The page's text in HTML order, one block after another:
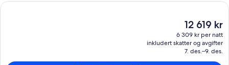
Den
nåværende
prisen
er
12 619 kr
12 619 kr
6 309 kr per natt
inkludert skatter og avgifter
7. des.–9. des.